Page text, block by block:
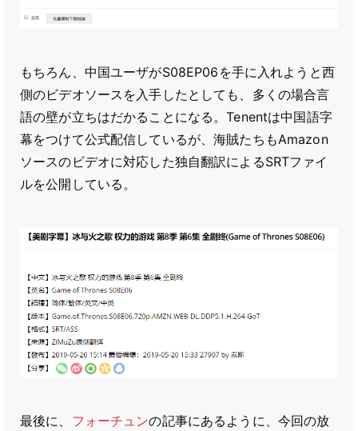
もちろん、中国ユーザがS08EP06を手に入れようと西
側のビデオソースを入手したとしても、多くの場合言
語の壁が立ちはだかることになる。Tenentは中国語字
幕をつけて公式配信しているが、海賊たちもAmazon
ソースのビデオに対応した独自翻訳によるSRTファイ
ルを公開している。
最後に、 フォーチュンの記事にあるように、今回の放